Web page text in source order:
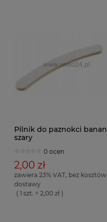
Pilnik do paznokci banan
szary
0 ocen
2,00 zł
zawiera 23% VAT, bez kosztów
dostawy
( 1 szt. = 2,00 zł )